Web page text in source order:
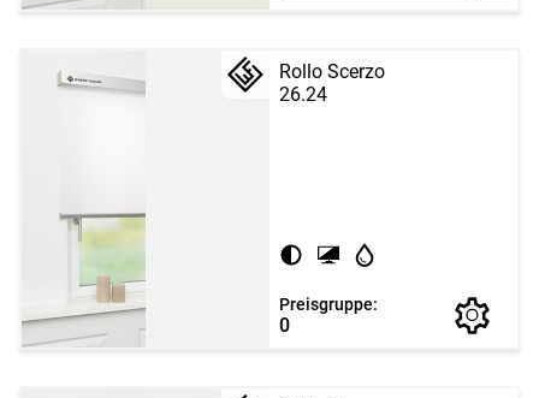
Rollo Scerzo
26.24
Preisgruppe:
0